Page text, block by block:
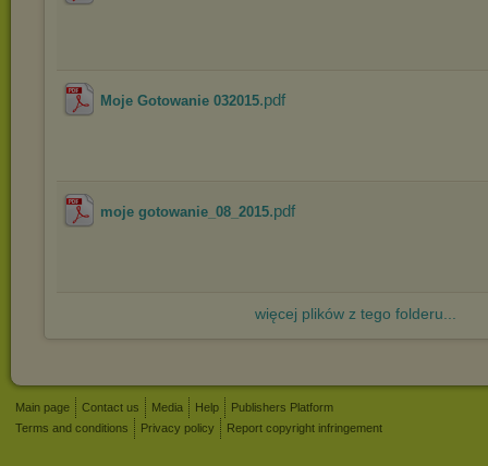
Moje Gotowanie 032015.pdf
moje gotowanie_08_2015.pdf
więcej plików z tego folderu...
Main page Contact us Media Help
Publishers Platform
Terms and conditions
Privacy policy Report copyright infringement